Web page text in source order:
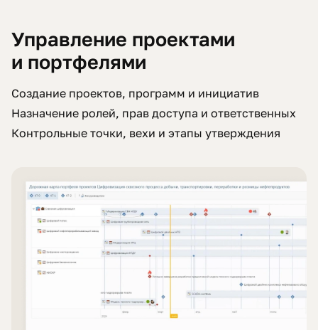
Управление проектами
и портфелями
Создание проектов, программ и инициатив
Назначение ролей, прав доступа и ответственных
Контрольные точки, вехи и этапы утверждения